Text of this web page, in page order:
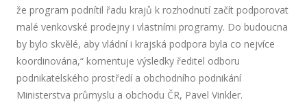
že program podnítil řadu krajů k rozhodnutí začít podporovat
malé venkovské prodejny i vlastními programy. Do budoucna
by bylo skvělé, aby vládní i krajská podpora byla co nejvíce
koordinována,“ komentuje výsledky ředitel odboru
podnikatelského prostředí a obchodního podnikání
Ministerstva průmyslu a obchodu ČR, Pavel Vinkler.